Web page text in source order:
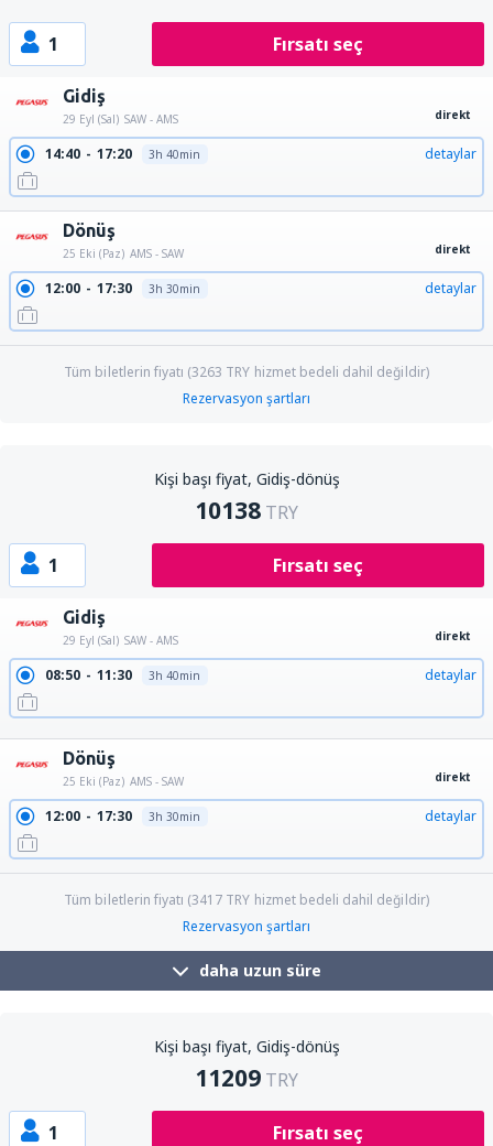
1 Fırsatı seç
Gidiş
29 Eyl (Sal) SAW - AMS direkt
14:40 17:20 3h 40min detaylar
Dönüş
25 Eki (Paz) AMS - SAW direkt
12:00 17:30 3h 30min detaylar
Tüm biletlerin fiyatı (3263 TRY hizmet bedeli dahil değildir)
Rezervasyon şartları
Kişi başı fiyat, Gidiş-dönüş
10138 TRY
1 Fırsatı seç
Gidiş
29 Eyl (Sal) SAW - AMS direkt
08:50 11:30 3h 40min detaylar
Dönüş
25 Eki (Paz) AMS - SAW direkt
12:00 17:30 3h 30min detaylar
Tüm biletlerin fiyatı (3417 TRY hizmet bedeli dahil değildir)
Rezervasyon şartları
daha uzun süre
Kişi başı fiyat, Gidiş-dönüş
11209 TRY
1 Fırsatı seç